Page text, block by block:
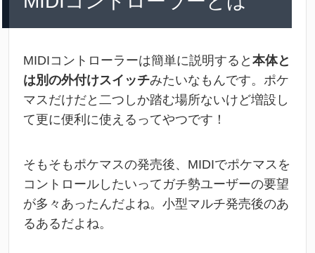
MIDIコントローラーは簡単に説明すると 本体と
は別の外付けスイッチみたいなもんです。ポケ
マスだけだと二つしか踏む場所ないけど増設し
て更に便利に使えるってやつです！
そもそもポケマスの発売後、MIDIでポケマスを
コントロールしたいってガチ勢ユーザーの要望
が多々あったんだよね。 小型マルチ発売後のあ
るあるだよね。